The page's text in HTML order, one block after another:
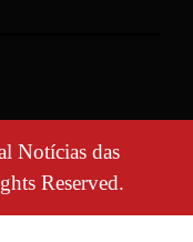
Notícias das
Reserved.